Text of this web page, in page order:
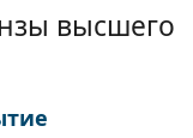
высшего